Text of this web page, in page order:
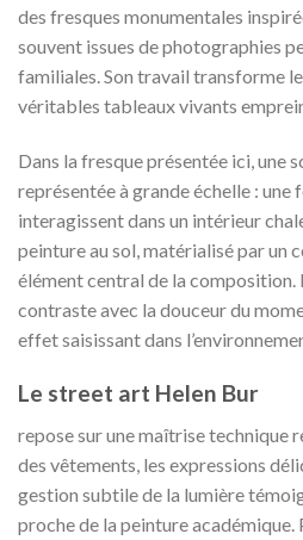
des fresques monumentales
souvent issues de photographies
familiales. Son travail transforme
véritables tableaux vivants
Dans la fresque présentée ici, une
représentée à grande échelle : une
interagissent dans un intérieur
peinture au sol, matérialisé par un
élément central de la composition.
contraste avec la douceur du
effet saisissant dans
Le street art Helen Bur
repose sur une maîtrise technique
des vêtements, les expressions
gestion subtile de la lumière
proche de la peinture